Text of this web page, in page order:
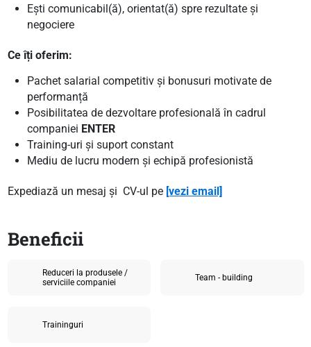
Ești comunicabil(ă), orientat(ă) spre rezultate și
negociere
Ce îți oferim:
Pachet salarial competitiv și bonusuri motivate de
performanță
Posibilitatea de dezvoltare profesională în cadrul
companiei ENTER
Training-uri și suport constant
Mediu de lucru modern și echipă profesionistă
Expediază un mesaj și CV-ul pe [vezi email]
Beneficii
Reduceri la produsele /
serviciile companiei
Team - building
Traininguri